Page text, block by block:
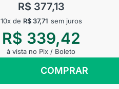
R$ 377,13
10x de R$37,71 sem juros
R$ 339,42
à vista no Pix / Boleto
COMPRAR